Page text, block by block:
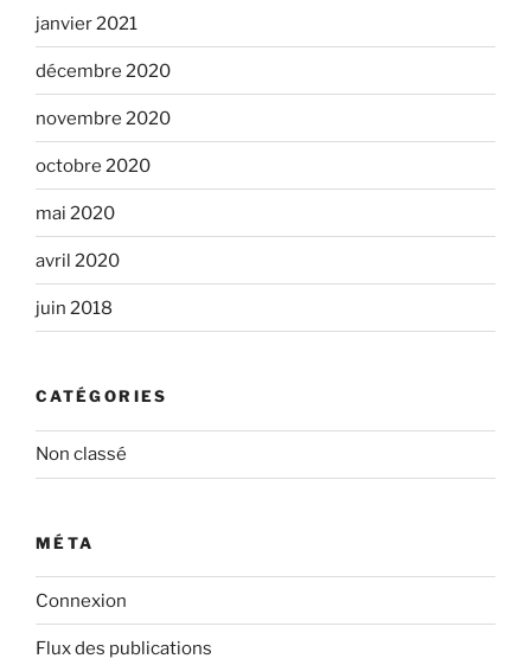
janvier 2021
décembre 2020
novembre 2020
octobre 2020
mai 2020
avril 2020
juin 2018
CATÉGORIES
Non classé
MÉTA
Connexion
Flux des publications